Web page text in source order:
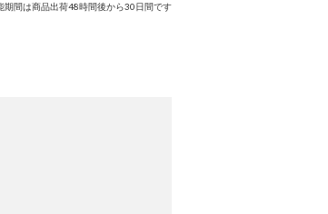
間は商品出荷48時間後から30日間です